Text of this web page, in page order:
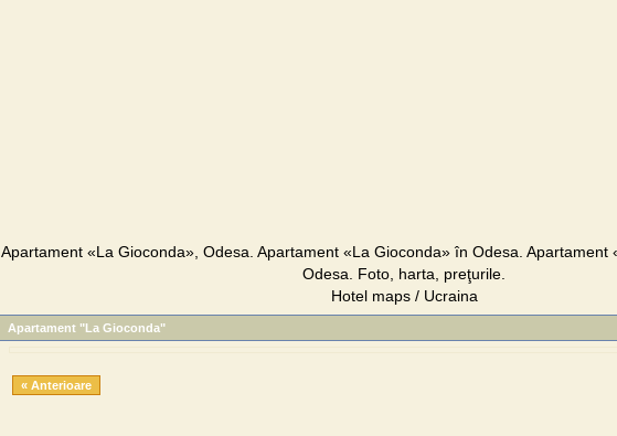
Apartament «La Gioconda», Odesa. Apartament «La Gioconda» în Odesa. Apartament
Odesa. Foto, harta, preţurile.
Hotel maps / Ucraina
Apartament "La Gioconda"
« Anterioare